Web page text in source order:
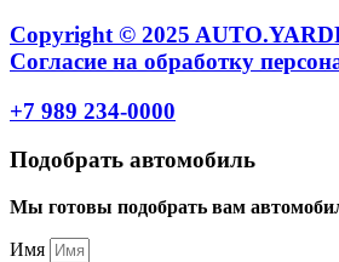
Copyright © 2025
Cогласие на обработку
+7 989 234-0000
Подобрать автомобиль
Мы готовы подобрать вам
Имя